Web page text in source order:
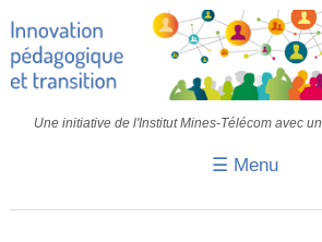
Une initiative de l'Institut Mines-Télécom avec un
☰ Menu